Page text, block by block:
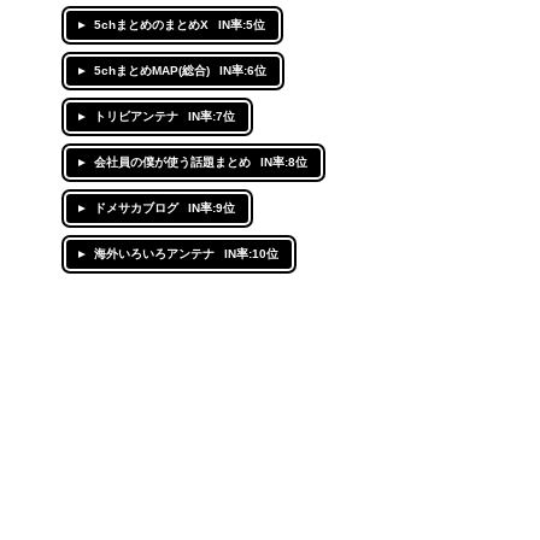
5chまとめのまとめX IN率:5位
5chまとめMAP(総合) IN率:6位
トリビアンテナ IN率:7位
会社員の僕が使う話題まとめ IN率:8位
ドメサカブログ IN率:9位
海外いろいろアンテナ IN率:10位